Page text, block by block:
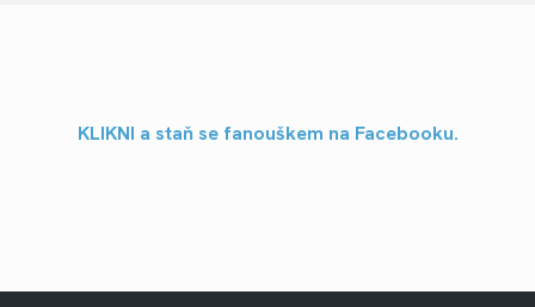
KLIKNI a staň se fanouškem na Facebooku.